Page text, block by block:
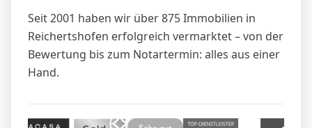
Seit 2001 haben wir über 875 Immobilien in
Reichertshofen erfolgreich vermarktet – von der
Bewertung bis zum Notartermin: alles aus einer
Hand.